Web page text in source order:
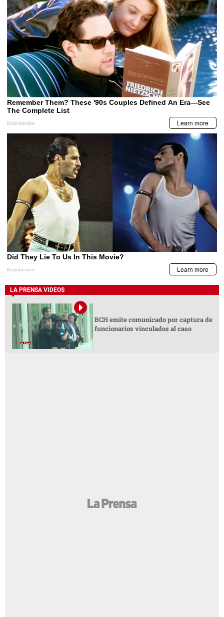
LA PRENSA VIDEOS
BCH emite comunicado por captura de
funcionarios vinculados al caso